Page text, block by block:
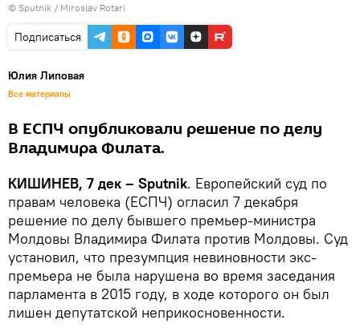
© Sputnik / Miroslav Rotari
Подписаться
Юлия Липовая
Все материалы
В ЕСПЧ опубликовали решение по делу
Владимира Филата.
КИШИНЕВ, 7 дек – Sputnik. Европейский суд по
правам человека (ЕСПЧ) огласил 7 декабря
решение по делу бывшего премьер-министра
Молдовы Владимира Филата против Молдовы. Суд
установил, что презумпция невиновности экс-
премьера не была нарушена во время заседания
парламента в 2015 году, в ходе которого он был
лишен депутатской неприкосновенности.